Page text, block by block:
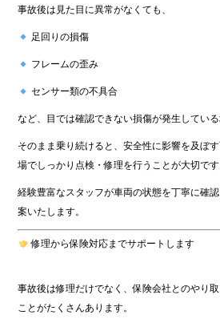
事故後は見た目に異常がなくても、
足回りの損傷
フレームの歪み
センサー類の不具合
など、目では確認できない損傷が発生している
そのまま乗り続けると、安全性に影響を及ぼ
場でしっかり点検・修理を行うことが大切です
経験豊富なスタッフが車両の状態を丁寧に確
案いたします。
修理から保険対応までサポートします
事故後は修理だけでなく、保険会社とのやり
ことがたくさんあります。